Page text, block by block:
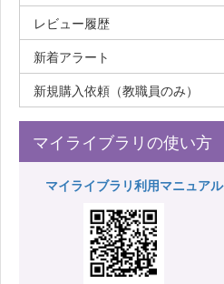
レビュー履歴
新着アラート
新規購入依頼（教職員のみ）
マイライブラリの使い方
マイライブラリ利用マニュアル